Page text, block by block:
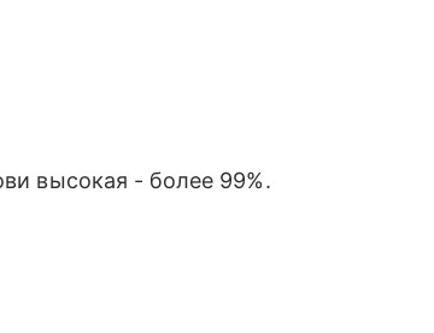
высокая - более 99%.